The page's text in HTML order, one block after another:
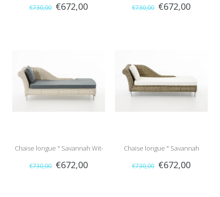
Antraciet "
€730,00 €672,00 Zwart-Bruin "
€730,00 €672,00
Chaise longue " Savannah Wit-
Grijs "
€730,00 €672,00
Chaise longue " Savannah
Naturel-Crème "
€730,00 €672,00